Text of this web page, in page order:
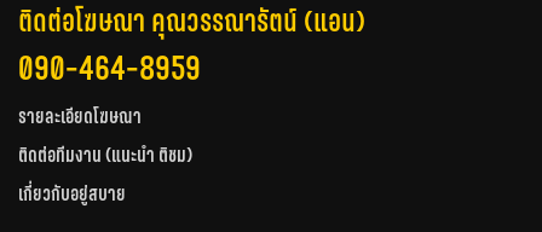
ติดต่อโฆษณา คุณวรรณารัตน์ (แอน)
090-464-8959
รายละเอียดโฆษณา
ติดต่อทีมงาน (แนะนำ ติชม)
เกี่ยวกับอยู่สบาย